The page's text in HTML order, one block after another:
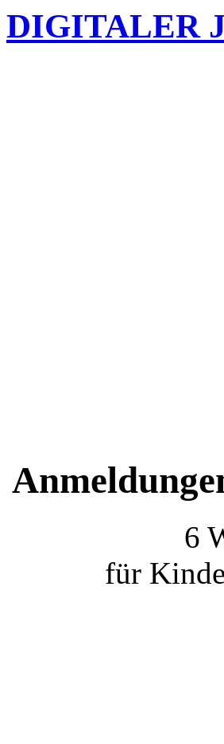
DIGITALER
6
für